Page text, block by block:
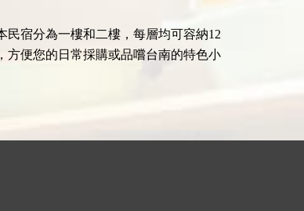
宿分為一樓和二樓，每層均可容納12
方便您的日常採購或品嚐台南的特色小